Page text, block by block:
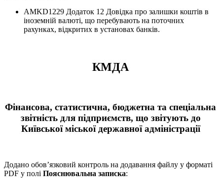
AMKD1229 Додаток 12 Довідка про залишки коштів в
іноземній валюті, що перебувають на поточних
рахунках, відкритих в установах банків.
КМДА
Фінансова, статистична, бюджетна та спеціальна
звітність для підприємств, що звітують до
Київської міської державної адміністрації
Додано обов’язковий контроль на додавання файлу у форматі
PDF у полі Пояснювальна записка: